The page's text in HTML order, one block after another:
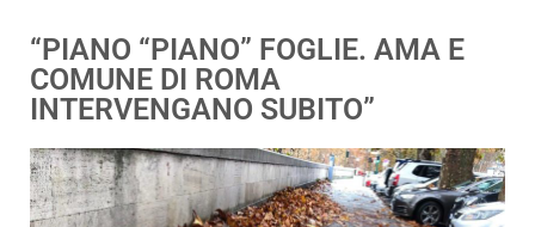
“PIANO “PIANO” FOGLIE. AMA E
COMUNE DI ROMA
INTERVENGANO SUBITO”